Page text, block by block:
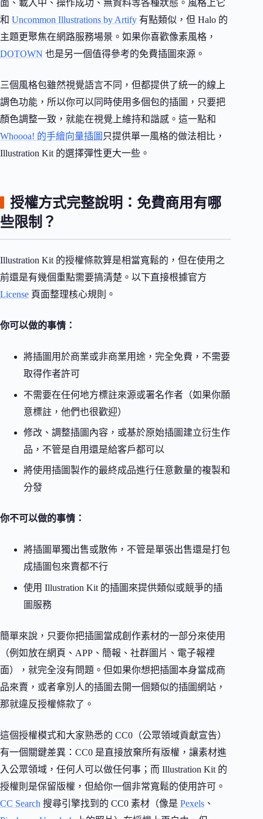
面、載入中、操作成功、無資料等各種狀態。風格上它
和 Uncommon Illustrations by Artify 有點類似，但 Halo 的
主題更聚焦在網路服務場景。如果你喜歡像素風格，
DOTOWN 也是另一個值得參考的免費插圖來源。
三個風格包雖然視覺語言不同，但都提供了統一的線上
調色功能，所以你可以同時使用多個包的插圖，只要把
顏色調整一致，就能在視覺上維持和諧感。這一點和
Whoooa! 的手繪向量插圖 只提供單一風格的做法相比，
Illustration Kit 的選擇彈性更大一些。
授權方式完整說明：免費商用有哪
些限制？
Illustration Kit 的授權條款算是相當寬鬆的，但在使用之
前還是有幾個重點需要搞清楚。以下直接根據官方
License 頁面整理核心規則。
你可以做的事情：
將插圖用於商業或非商業用途，完全免費，不需要
取得作者許可
不需要在任何地方標註來源或署名作者（如果你願
意標註，他們也很歡迎）
修改、調整插圖內容，或基於原始插圖建立衍生作
品，不管是自用還是給客戶都可以
將使用插圖製作的最終成品進行任意數量的複製和
分發
你不可以做的事情：
將插圖單獨出售或散佈，不管是單張出售還是打包
成插圖包來賣都不行
使用 Illustration Kit 的插圖來提供類似或競爭的插
圖服務
簡單來說，只要你把插圖當成創作素材的一部分來使用
（例如放在網頁、APP、簡報、社群圖片、電子報裡
面），就完全沒有問題。但如果你想把插圖本身當成商
品來賣，或者拿別人的插圖去開一個類似的插圖網站，
那就違反授權條款了。
這個授權模式和大家熟悉的 CC0（公眾領域貢獻宣告）
有一個關鍵差異：CC0 是直接放棄所有版權，讓素材進
入公眾領域，任何人可以做任何事；而 Illustration Kit 的
授權則是保留版權，但給你一個非常寬鬆的使用許可。
CC Search 搜尋引擎找到的 CC0 素材（像是 Pexels 、